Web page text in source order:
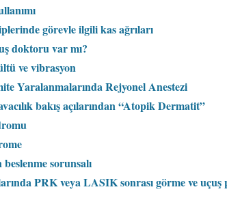
görevle ilgili kas ağrıları
doktoru var mı?
ve vibrasyon
Yaralanmalarında Rejyonel Anestezi
bakış açılarından “Atopik Dermatit”
sorunsalı
PRK veya LASIK sonrası görme ve uçuş